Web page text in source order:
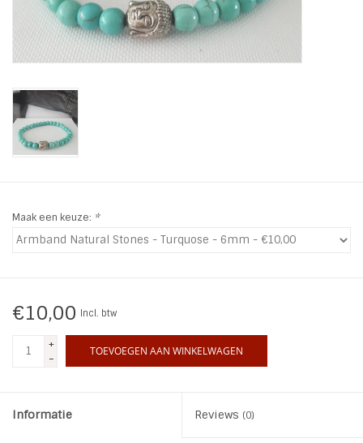
ON THE BEACH
Charmin*s
Ohlala Jewels
LIFESTYLE PRODUCTEN
SALE
Maak een keuze: *
€10,00 Incl. btw
+
-
TOEVOEGEN AAN WINKELWAGEN
Informatie Reviews (0)